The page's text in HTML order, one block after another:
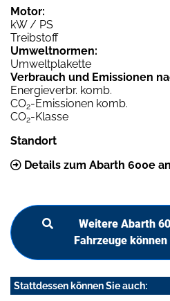
Motor:
kW / PS
Treibstoff
Umweltnormen:
Umweltplakette
Verbrauch und Emissionen
Energieverbr. komb.
CO2-Emissionen komb.
CO2-Klasse
Standort
Details zum Abarth 600e
Weitere Abarth
Fahrzeuge
Stattdessen können Sie auch: